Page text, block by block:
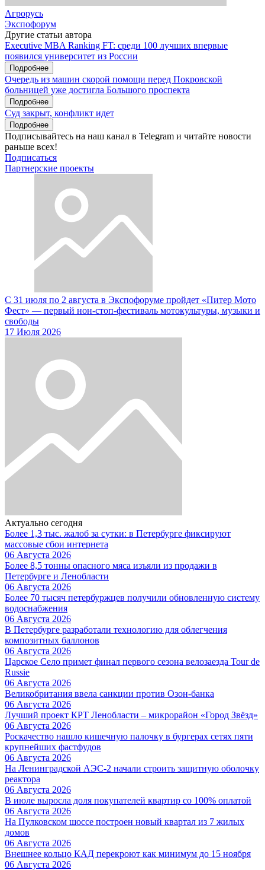
Агрорусь
Экспофорум
Другие статьи автора
Executive MBA Ranking FT: среди 100 лучших впервые
появился университет из России
Подробнее
Очередь из машин скорой помощи перед Покровской
больницей уже достигла Большого проспекта
Подробнее
Суд закрыт, конфликт идет
Подробнее
Подписывайтесь на наш канал в Telegram и читайте новости
раньше всех!
Подписаться
Партнерские проекты
С 31 июля по 2 августа в Экспофоруме пройдет «Питер Мото
Фест» — первый нон-стоп-фестиваль мотокультуры, музыки и
свободы
17 Июля 2026
Актуально сегодня
Более 1,3 тыс. жалоб за сутки: в Петербурге фиксируют
массовые сбои интернета
06 Августа 2026
Более 8,5 тонны опасного мяса изъяли из продажи в
Петербурге и Ленобласти
06 Августа 2026
Более 70 тысяч петербуржцев получили обновленную систему
водоснабжения
06 Августа 2026
В Петербурге разработали технологию для облегчения
композитных баллонов
06 Августа 2026
Царское Село примет финал первого сезона велозаезда Tour de
Russie
06 Августа 2026
Великобритания ввела санкции против Озон-банка
06 Августа 2026
Лучший проект КРТ Ленобласти – микрорайон «Город Звёзд»
06 Августа 2026
Роскачество нашло кишечную палочку в бургерах сетях пяти
крупнейших фастфудов
06 Августа 2026
На Ленинградской АЭС-2 начали строить защитную оболочку
реактора
06 Августа 2026
В июле выросла доля покупателей квартир со 100% оплатой
06 Августа 2026
На Пулковском шоссе построен новый квартал из 7 жилых
домов
06 Августа 2026
Внешнее кольцо КАД перекроют как минимум до 15 ноября
06 Августа 2026